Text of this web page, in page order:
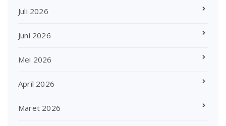
Juli 2026
Juni 2026
Mei 2026
April 2026
Maret 2026